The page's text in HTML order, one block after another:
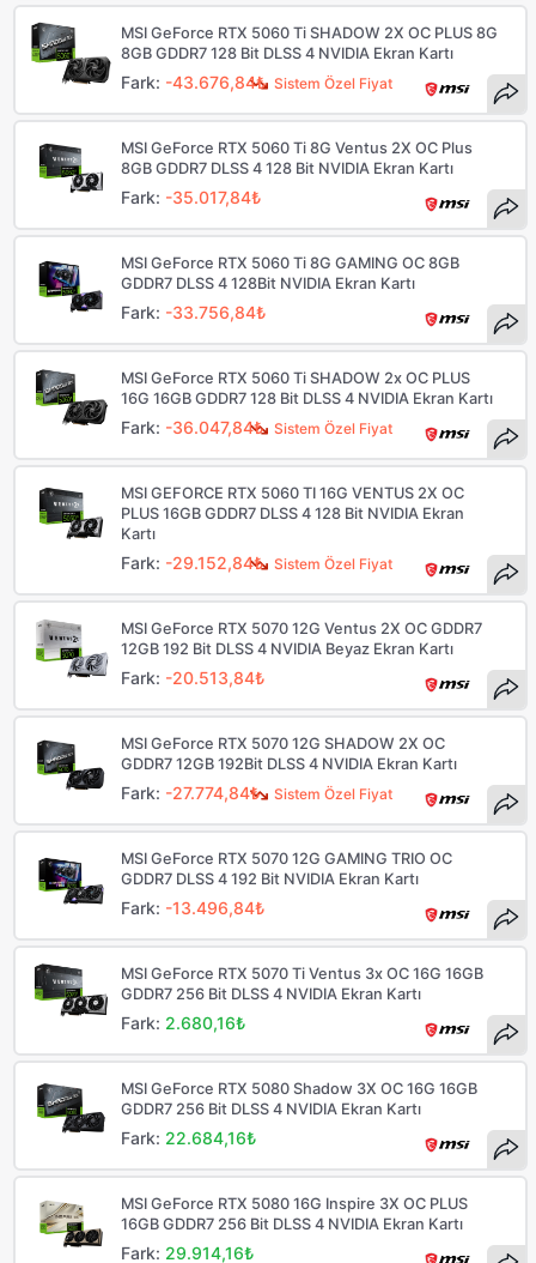
Sistem Özel Fiyat
MSI GeForce RTX 5060 Ti SHADOW 2X OC PLUS 8G
8GB GDDR7 128 Bit DLSS 4 NVIDIA Ekran Kartı
Fark: -43.676,84₺
MSI GeForce RTX 5060 Ti 8G Ventus 2X OC Plus
8GB GDDR7 DLSS 4 128 Bit NVIDIA Ekran Kartı
Fark: -35.017,84₺
MSI GeForce RTX 5060 Ti 8G GAMING OC 8GB
GDDR7 DLSS 4 128Bit NVIDIA Ekran Kartı
Fark: -33.756,84₺
Sistem Özel Fiyat
MSI GeForce RTX 5060 Ti SHADOW 2x OC PLUS
16G 16GB GDDR7 128 Bit DLSS 4 NVIDIA Ekran Kartı
Fark: -36.047,84₺
Sistem Özel Fiyat
MSI GEFORCE RTX 5060 TI 16G VENTUS 2X OC
PLUS 16GB GDDR7 DLSS 4 128 Bit NVIDIA Ekran
Kartı
Fark: -29.152,84₺
MSI GeForce RTX 5070 12G Ventus 2X OC GDDR7
12GB 192 Bit DLSS 4 NVIDIA Beyaz Ekran Kartı
Fark: -20.513,84₺
Sistem Özel Fiyat
MSI GeForce RTX 5070 12G SHADOW 2X OC
GDDR7 12GB 192Bit DLSS 4 NVIDIA Ekran Kartı
Fark: -27.774,84₺
MSI GeForce RTX 5070 12G GAMING TRIO OC
GDDR7 DLSS 4 192 Bit NVIDIA Ekran Kartı
Fark: -13.496,84₺
MSI GeForce RTX 5070 Ti Ventus 3x OC 16G 16GB
GDDR7 256 Bit DLSS 4 NVIDIA Ekran Kartı
Fark: 2.680,16₺
MSI GeForce RTX 5080 Shadow 3X OC 16G 16GB
GDDR7 256 Bit DLSS 4 NVIDIA Ekran Kartı
Fark: 22.684,16₺
MSI GeForce RTX 5080 16G Inspire 3X OC PLUS
16GB GDDR7 256 Bit DLSS 4 NVIDIA Ekran Kartı
Fark: 29.914,16₺